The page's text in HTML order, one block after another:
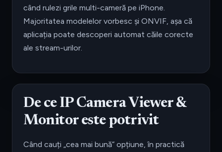
când rulezi grile multi-cameră pe iPhone.
Majoritatea modelelor vorbesc și ONVIF, așa că
aplicația poate descoperi automat căile corecte
ale stream-urilor.
De ce IP Camera Viewer &
Monitor este potrivit
Când cauți „cea mai bună” opțiune, în practică